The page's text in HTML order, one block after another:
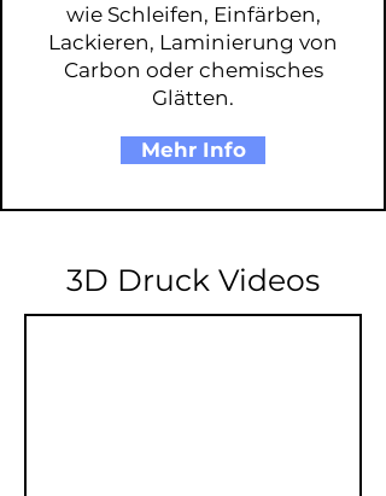
wie Schleifen, Einfärben,
Lackieren, Laminierung von
Carbon oder chemisches
Glätten.
Mehr Info
3D Druck Videos